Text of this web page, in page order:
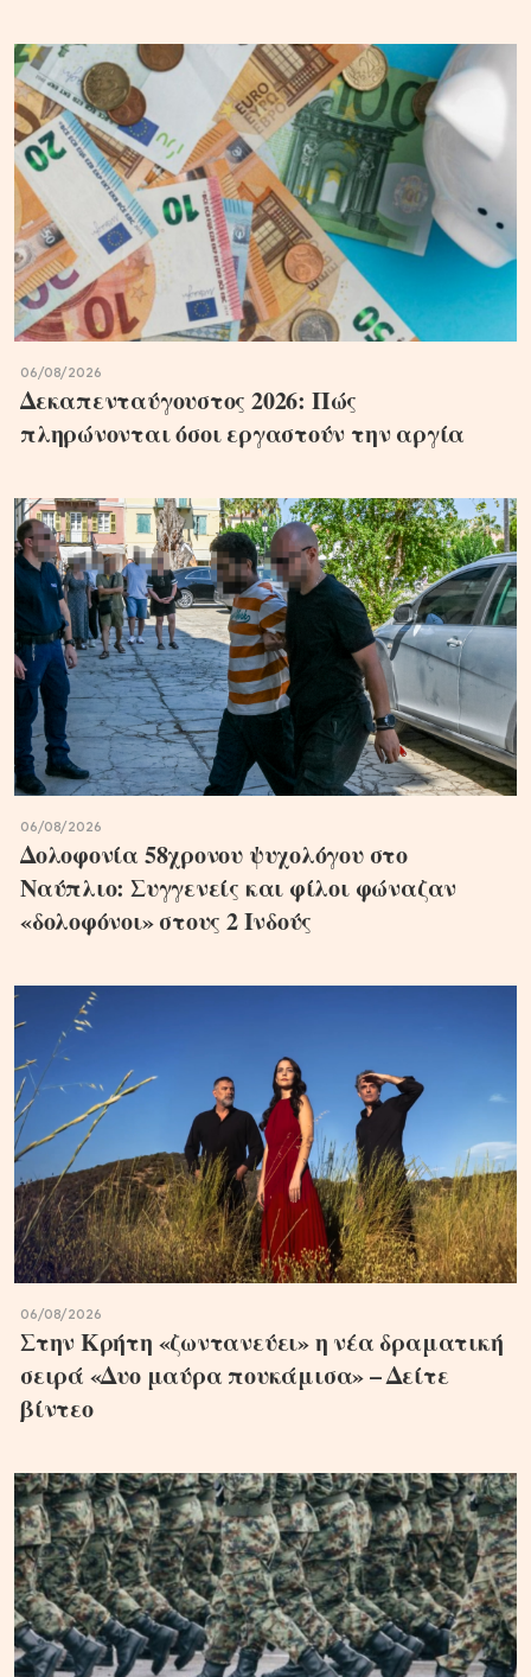
06/08/2026
Δεκαπενταύγουστος 2026: Πώς
πληρώνονται όσοι εργαστούν την αργία
06/08/2026
Δολοφονία 58χρονου ψυχολόγου στο
Ναύπλιο: Συγγενείς και φίλοι φώναζαν
«δολοφόνοι» στους 2 Ινδούς
06/08/2026
Στην Κρήτη «ζωντανεύει» η νέα δραματική
σειρά «Δυο μαύρα πουκάμισα» – Δείτε
βίντεο